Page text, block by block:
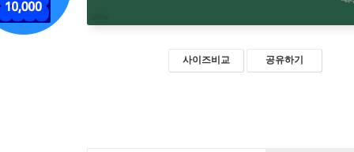
사이즈비교 공유하기